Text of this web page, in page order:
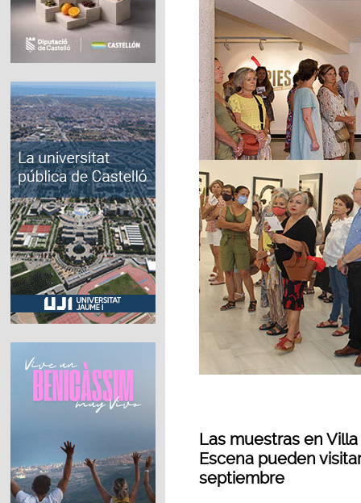
Las muestras en
Escena pueden
septiembre